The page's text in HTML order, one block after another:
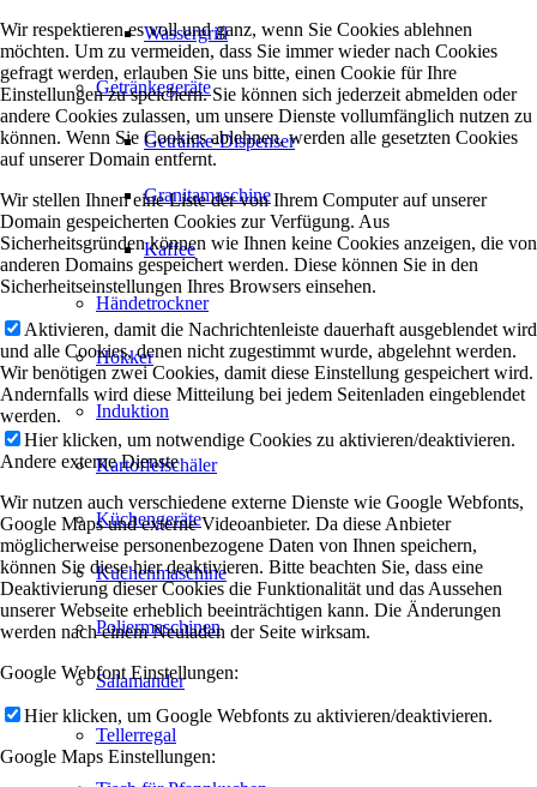
Wassergrill
Getränkegeräte
Getränke-Dispenser
Granitamaschine
Kaffee
Händetrockner
Hokker
Induktion
Kartoffelschäler
Küchengeräte
Kuchenmaschine
Poliermaschinen
Salamander
Tellerregal
Wir respektieren es voll und ganz, wenn Sie Cookies ablehnen
möchten. Um zu vermeiden, dass Sie immer wieder nach Cookies
gefragt werden, erlauben Sie uns bitte, einen Cookie für Ihre
Einstellungen zu speichern. Sie können sich jederzeit abmelden oder
andere Cookies zulassen, um unsere Dienste vollumfänglich nutzen zu
können. Wenn Sie Cookies ablehnen, werden alle gesetzten Cookies
auf unserer Domain entfernt.
Wir stellen Ihnen eine Liste der von Ihrem Computer auf unserer
Domain gespeicherten Cookies zur Verfügung. Aus
Sicherheitsgründen können wie Ihnen keine Cookies anzeigen, die von
anderen Domains gespeichert werden. Diese können Sie in den
Sicherheitseinstellungen Ihres Browsers einsehen.
Aktivieren, damit die Nachrichtenleiste dauerhaft ausgeblendet wird
und alle Cookies, denen nicht zugestimmt wurde, abgelehnt werden.
Wir benötigen zwei Cookies, damit diese Einstellung gespeichert wird.
Andernfalls wird diese Mitteilung bei jedem Seitenladen eingeblendet
werden.
Hier klicken, um notwendige Cookies zu aktivieren/deaktivieren.
Andere externe Dienste
Wir nutzen auch verschiedene externe Dienste wie Google Webfonts,
Google Maps und externe Videoanbieter. Da diese Anbieter
möglicherweise personenbezogene Daten von Ihnen speichern,
können Sie diese hier deaktivieren. Bitte beachten Sie, dass eine
Deaktivierung dieser Cookies die Funktionalität und das Aussehen
unserer Webseite erheblich beeinträchtigen kann. Die Änderungen
werden nach einem Neuladen der Seite wirksam.
Google Webfont Einstellungen:
Hier klicken, um Google Webfonts zu aktivieren/deaktivieren.
Google Maps Einstellungen: